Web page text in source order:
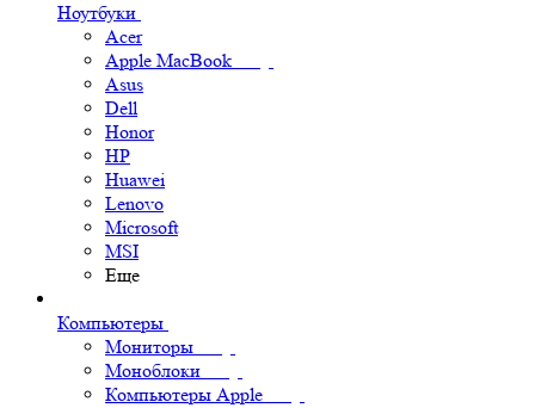
Ноутбуки
Acer
Apple MacBook
Asus
Dell
Honor
HP
Huawei
Lenovo
Microsoft
MSI
Еще
Компьютеры
Мониторы
Моноблоки
Компьютеры Apple